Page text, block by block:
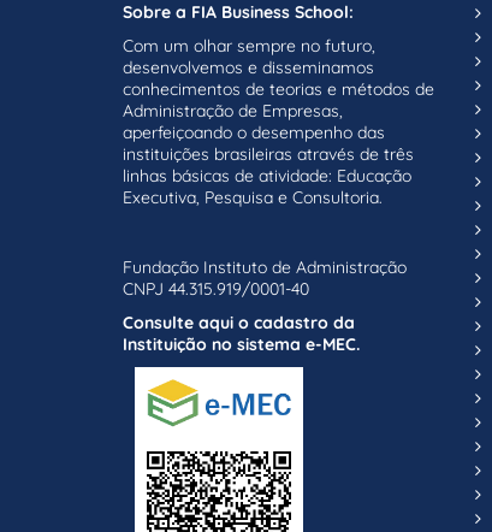
Sobre a FIA Business School:
Com um olhar sempre no futuro,
desenvolvemos e disseminamos
conhecimentos de teorias e métodos de
Administração de Empresas,
aperfeiçoando o desempenho das
instituições brasileiras através de três
linhas básicas de atividade: Educação
Executiva, Pesquisa e Consultoria.
Fundação Instituto de Administração
CNPJ 44.315.919/0001-40
Consulte aqui o cadastro da
Instituição no sistema e-MEC.